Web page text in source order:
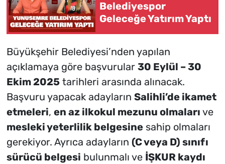
Belediyespor
Geleceğe Yatırım Yaptı
Büyükşehir Belediyesi’nden yapılan
açıklamaya göre başvurular 30 Eylül – 30
Ekim 2025tarihleri arasında alınacak.
Başvuru yapacak adayların Salihli’de ikamet
etmeleri, en az ilkokul mezunu olmaları ve
mesleki yeterlilik belgesinesahip olmaları
gerekiyor. Ayrıca adayların (C veya D) sınıfı
sürücü belgesi bulunmalı ve İŞKUR kaydı